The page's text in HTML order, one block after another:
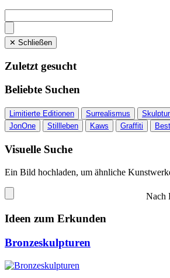
✕ Schließen
Zuletzt gesucht
Beliebte Suchen
Limitierte Editionen Surrealismus
JonOne
Stillleben Kaws Graffiti
Visuelle Suche
Ein Bild hochladen, um ähnliche
Nach
Ideen zum Erkunden
Bronzeskulpturen